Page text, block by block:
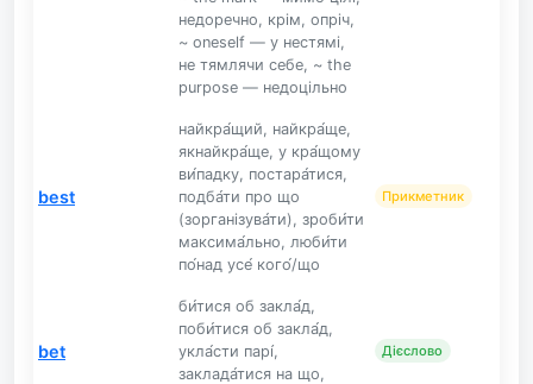
недоречно, крім, опріч,
~ oneself — у нестямі,
не тямлячи себе, ~ the
purpose — недоцільно
best
найкра́щий, найкра́ще,
якнайкра́ще, у кра́щому
ви́падку, постара́тися,
подба́ти про що
(зорганізува́ти), зроби́ти
максима́льно, люби́ти
по́над усе́ кого́/що
Прикметник
bet
би́тися об закла́д,
поби́тися об закла́д,
укла́сти парі́,
заклада́тися на що,
Дієслово